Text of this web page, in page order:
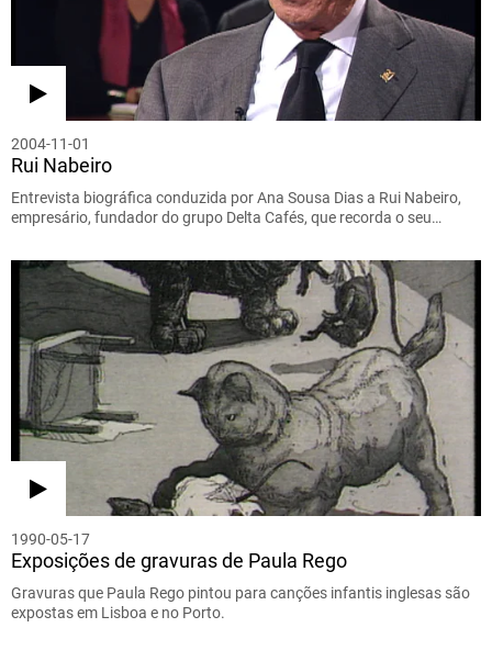
2004-11-01
Rui Nabeiro
Entrevista biográfica conduzida por Ana Sousa Dias a Rui Nabeiro,
empresário, fundador do grupo Delta Cafés, que recorda o seu…
1990-05-17
Exposições de gravuras de Paula Rego
Gravuras que Paula Rego pintou para canções infantis inglesas são
expostas em Lisboa e no Porto.